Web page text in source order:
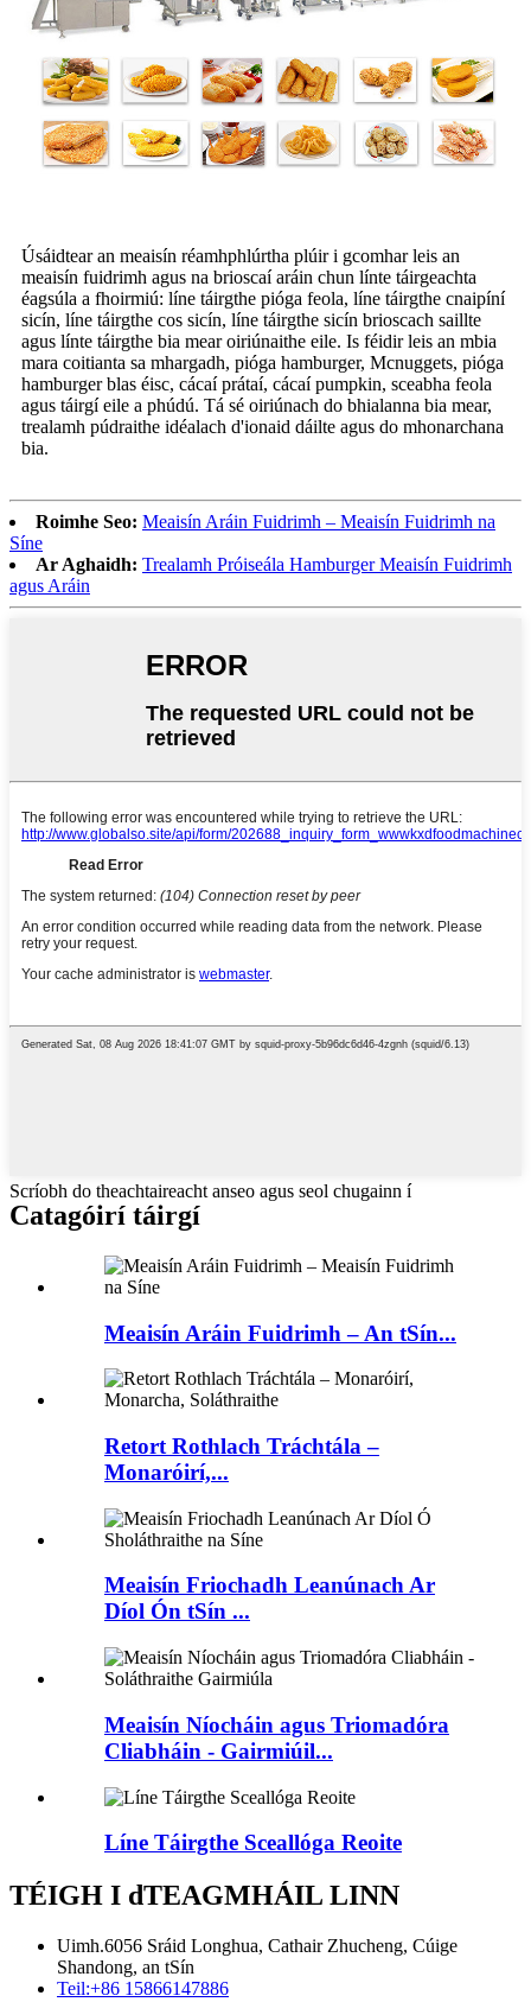
Úsáidtear an meaisín réamhphlúrtha plúir i gcomhar leis an
meaisín fuidrimh agus na brioscaí aráin chun línte táirgeachta
éagsúla a fhoirmiú: líne táirgthe pióga feola, líne táirgthe cnaipíní
sicín, líne táirgthe cos sicín, líne táirgthe sicín brioscach saillte
agus línte táirgthe bia mear oiriúnaithe eile. Is féidir leis an mbia
mara coitianta sa mhargadh, pióga hamburger, Mcnuggets, pióga
hamburger blas éisc, cácaí prátaí, cácaí pumpkin, sceabha feola
agus táirgí eile a phúdú. Tá sé oiriúnach do bhialanna bia mear,
trealamh púdraithe idéalach d'ionaid dáilte agus do mhonarchana
bia.
Roimhe Seo: Meaisín Aráin Fuidrimh – Meaisín Fuidrimh na
Síne
Ar Aghaidh: Trealamh Próiseála Hamburger Meaisín Fuidrimh
agus Aráin
Scríobh do theachtaireacht anseo agus seol chugainn í
Catagóirí táirgí
Meaisín Aráin Fuidrimh – An tSín...
Retort Rothlach Tráchtála –
Monaróirí,...
Meaisín Friochadh Leanúnach Ar
Díol Ón tSín ...
Meaisín Níocháin agus Triomadóra
Cliabháin - Gairmiúil...
Líne Táirgthe Sceallóga Reoite
TÉIGH I dTEAGMHÁIL LINN
Uimh.6056 Sráid Longhua, Cathair Zhucheng, Cúige
Shandong, an tSín
Teil:+86 15866147886